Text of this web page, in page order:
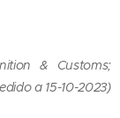
& Customs;
a 15-10-2023)